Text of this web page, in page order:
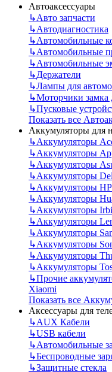
Автоаксессуары
↳Авто запчасти
↳Автодиагностика
↳Автомобильные
↳Автомобильные
↳Автомобильные
↳Держатели
↳Лампы для
↳Моторчики замка
↳Пусковые
Показать все
Аккумуляторы для
↳Аккумуляторы
↳Аккумуляторы
↳Аккумуляторы
↳Аккумуляторы
↳Аккумуляторы
↳Аккумуляторы
↳Аккумуляторы
↳Аккумуляторы
↳Аккумуляторы
↳Аккумуляторы
↳Аккумуляторы
↳Аккумуляторы
↳Прочие
Xiaomi
Показать все
Аксессуары для
↳AUX Кабели
↳USB кабели
↳Автомобильные
↳Беспроводные
↳Защитные стекла